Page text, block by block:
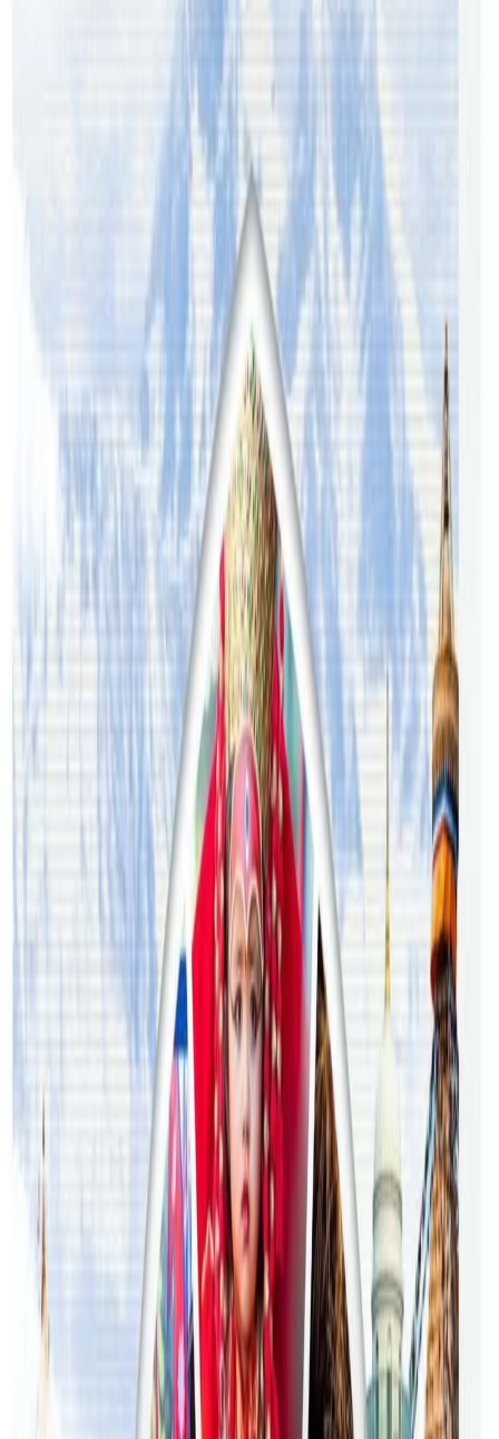
। मल्टि डाईनामिकको शाखा ब्रिजबेनमा विस्तार भएसँगै घर खरिद
बिक्री तथा भाडामा लिनदिन नेपाली समूदायसँगै सबैलाई सहज हुने
यस वेवसाइटमा प्रकाशित समाचार, विचार र लेखबारे तपाईंको कुनै
प्रतिक्रिया, गुनासो, सुझाव र सल्लाह छन् भने कृपया हामीलाई निम्न ईमेलमा
पठाउनुहोला । तपाईंको सहयोगले हामीलाई निष्पक्ष र तटस्थ पत्रकारिता गर्न
टेवा पुग्नेछ । सम्पर्क इमेल :
info@nepaltube.com.au
प्रतिक्रिया दिनुहोस
टिप्पणीहरू लोड हुँदैछ…
सम्बन्धित समाचार
अष्ट्रेलियामा नर्सको तलब पाँचौं पटक वृद्धि
अस्ट्रेलियामा विवाह घट्यो, बढ्यो सम्बन्धविच्छेद
२०२६ जुलाई २९
थापाथलीबाट अष्ट्रेलियाका घरको डिजाइन
अष्ट्रेलियामा मन्त्रालयका कर्मचारीले भ्रष्टाचार गरेको
भेटिएपछि शिक्षा मन्त्रीले दिइन् राजीनामा
२०२६ जुलाई २४
अन्तर्राष्ट्रिय विद्यार्थी आकर्षित गर्न भिक्टोरियाले बनायो
नयाँ रणनीति
२०२६ जुलाई २३
फिफा विश्वकपमा अस्ट्रेलियाको टोलीका लागि
रणनीति बनाउने नेपाली युवा
२०२६ जुलाई २३
एनपिएल अष्ट्रेलियाको पाँचौं संस्करणमा कृष्ण कार्की
सबैभन्दा महँगा खेलाडी